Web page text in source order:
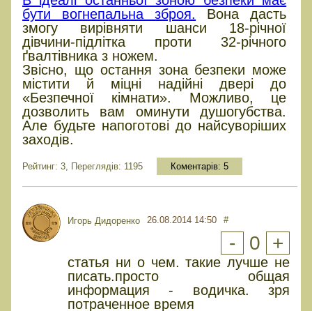
бути вогнепальна зброя. Вона дасть
змогу вирівняти шанси 18-річної
дівчини-підлітка проти 32-річного
ґвалтівника з ножем.
Звісно, що остання зона безпеки може
містити й міцні надійні двері до
«Безпечної кімнати». Можливо, це
дозволить вам оминути душогубства.
Але будьте напоготові до найсуворіших
заходів.
Рейтинг: 3, Переглядів: 1195 Коментарів: 5
Игорь Дидоренко 26.08.2014 14:50 #
- 0 +
статья ни о чем. такие лучше не
писать.просто общая
информация - водичка. зря
потраченное время